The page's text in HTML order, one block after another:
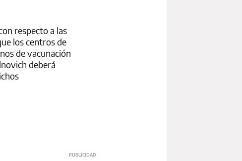
respecto a las
los centros de
de vacunación
deberá